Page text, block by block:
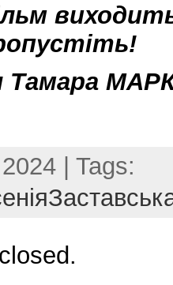
виходить
Тамара
| Tags: